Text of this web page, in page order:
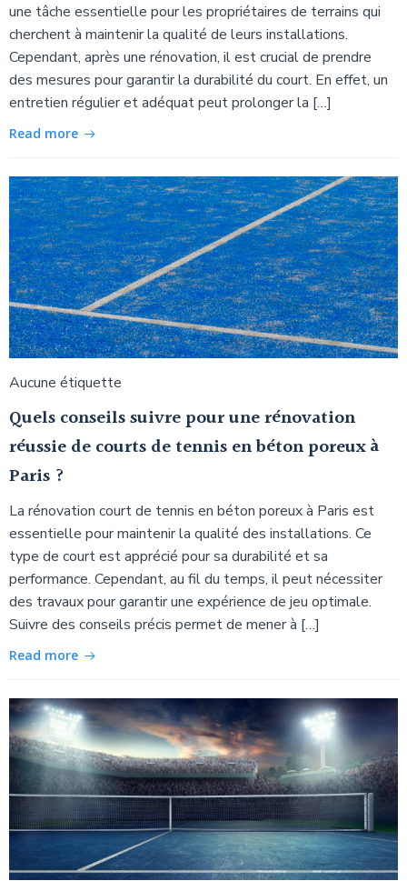
une tâche essentielle pour les propriétaires de terrains qui
cherchent à maintenir la qualité de leurs installations.
Cependant, après une rénovation, il est crucial de prendre
des mesures pour garantir la durabilité du court. En effet, un
entretien régulier et adéquat peut prolonger la […]
Read more
Aucune étiquette
Quels conseils suivre pour une rénovation
réussie de courts de tennis en béton poreux à
Paris ?
La rénovation court de tennis en béton poreux à Paris est
essentielle pour maintenir la qualité des installations. Ce
type de court est apprécié pour sa durabilité et sa
performance. Cependant, au fil du temps, il peut nécessiter
des travaux pour garantir une expérience de jeu optimale.
Suivre des conseils précis permet de mener à […]
Read more